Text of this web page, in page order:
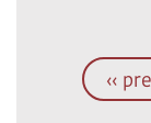
‹‹